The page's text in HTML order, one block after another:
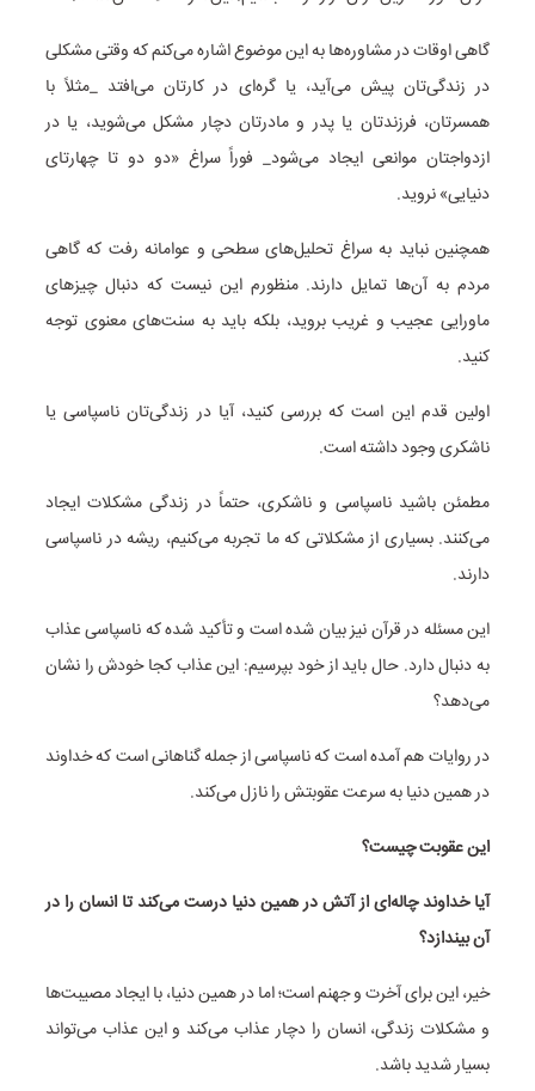
گاهی اوقات در مشاوره‌ها به این موضوع اشاره می‌کنم که وقتی مشکلی
در زندگی‌تان پیش می‌آید، یا گره‌ای در کارتان می‌افتد _مثلاً با
همسرتان، فرزندتان یا پدر و مادرتان دچار مشکل می‌شوید، یا در
ازدواجتان موانعی ایجاد می‌شود_ فوراً سراغ «دو دو تا چهارتای
دنیایی» نروید.
همچنین نباید به سراغ تحلیل‌های سطحی و عوامانه رفت که گاهی
مردم به آن‌ها تمایل دارند. منظورم این نیست که دنبال چیزهای
ماورایی عجیب و غریب بروید، بلکه باید به سنت‌های معنوی توجه
کنید.
اولین قدم این است که بررسی کنید، آیا در زندگی‌تان ناسپاسی یا
ناشکری وجود داشته است.
مطمئن باشید ناسپاسی و ناشکری، حتماً در زندگی مشکلات ایجاد
می‌کنند. بسیاری از مشکلاتی که ما تجربه می‌کنیم، ریشه در ناسپاسی
دارند.
این مسئله در قرآن نیز بیان شده است و تأکید شده که ناسپاسی عذاب
به دنبال دارد. حال باید از خود بپرسیم: این عذاب کجا خودش را نشان
می‌دهد؟
در روایات هم آمده است که ناسپاسی از جمله گناهانی است که خداوند
در همین دنیا به سرعت عقوبتش را نازل می‌کند.
این عقوبت چیست؟
آیا خداوند چاله‌ای از آتش در همین دنیا درست می‌کند تا انسان را در
آن بیندازد؟
خیر، این برای آخرت و جهنم است؛ اما در همین دنیا، با ایجاد مصیبت‌ها
و مشکلات زندگی، انسان را دچار عذاب می‌کند و این عذاب می‌تواند
بسیار شدید باشد.